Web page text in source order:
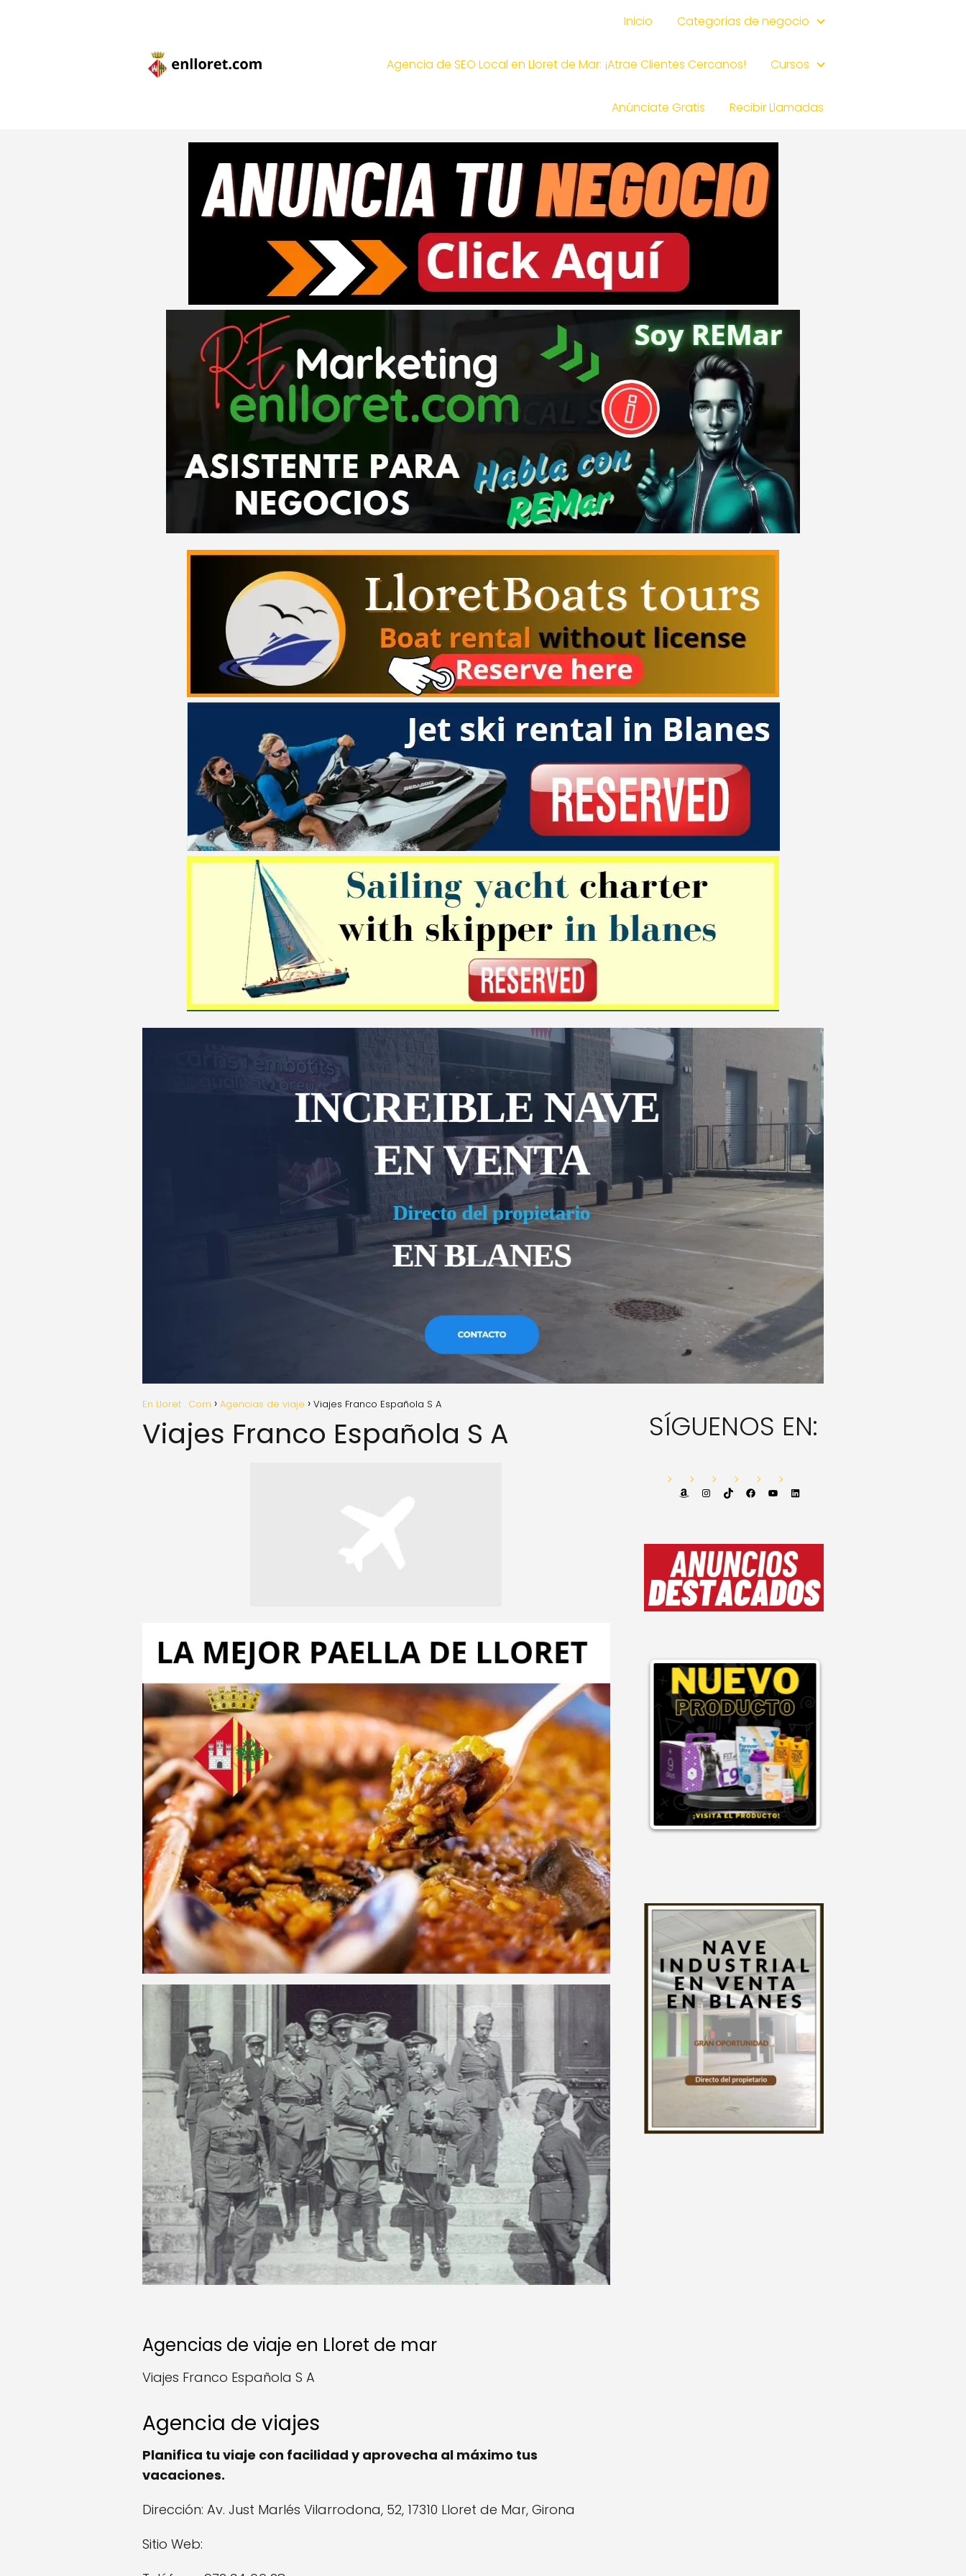
Inicio Categorías de negocio
Agencia de SEO Local en Lloret de Mar: ¡Atrae Clientes Cercanos! Cursos
Anúnciate Gratis Recibir Llamadas
En Lloret . Com Agencias de viaje Viajes Franco Española S A
Viajes Franco Española S A
Agencias de viaje en Lloret de mar
Viajes Franco Española S A
Agencia de viajes
Planifica tu viaje con facilidad y aprovecha al máximo tus
vacaciones.
Dirección: Av. Just Marlés Vilarrodona, 52, 17310 Lloret de Mar, Girona
Sitio Web:
SÍGUENOS EN:
AmazonInstagram
TikTokFacebook
YouTubeLinkedIn